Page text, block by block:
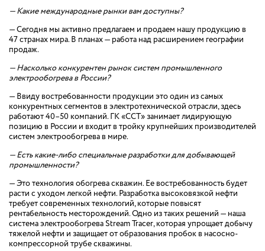
— Какие международные рынки вам доступны?
— Сегодня мы активно предлагаем и продаем нашу продукцию в
47 странах мира. В планах — работа над расширением географии
продаж.
— Насколько конкурентен рынок систем промышленного
электрообогрева в России?
— Ввиду востребованности продукции это один из самых
конкурентных сегментов в электротехнической отрасли, здесь
работают 40–50 компаний. ГК «ССТ» занимает лидирующую
позицию в России и входит в тройку крупнейших производителей
систем электрообогрева в мире.
— Есть какие-либо специальные разработки для добывающей
промышленности?
— Это технология обогрева скважин. Ее востребованность будет
расти с уходом легкой нефти. Разработка высоковязкой нефти
требует современных технологий, которые повысят
рентабельность месторождений. Одно из таких решений — наша
система электрообогрева Stream Tracer, которая упрощает добычу
тяжелой нефти и защищает от образования пробок в насосно-
компрессорной трубе скважины.